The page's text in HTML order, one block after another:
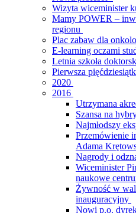
Wizyta wiceminister
Mamy POWER –
regionu
Plac zabaw dla
E-learning oczami
Letnia szkoła
Pierwsza
2020
2016
Utrzymana
Szansa na
Najmłodszy
Przemówienie
Adama
Nagrody i
Wiceminister
naukowe
Żywność w
inauguracyjny
Nowi p.o.